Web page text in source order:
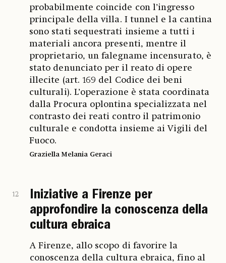
probabilmente coincide con l’ingresso
principale della villa. I tunnel e la cantina
sono stati sequestrati insieme a tutti i
materiali ancora presenti, mentre il
proprietario, un falegname incensurato, è
stato denunciato per il reato di opere
illecite (art. 169 del Codice dei beni
culturali). L’operazione è stata coordinata
dalla Procura oplontina specializzata nel
contrasto dei reati contro il patrimonio
culturale e condotta insieme ai Vigili del
Fuoco.
Graziella Melania Geraci
12
Iniziative a Firenze per
approfondire la conoscenza della
cultura ebraica
A Firenze, allo scopo di favorire la
conoscenza della cultura ebraica, fino al